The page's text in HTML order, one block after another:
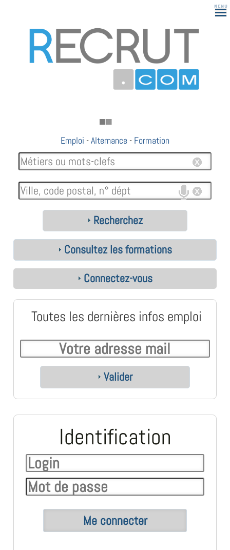
Emploi -Alternance - Formation
Recherchez
Consultez les formations
Connectez-vous
Toutes les dernières infos emploi
Valider
Identification